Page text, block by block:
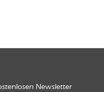
Newsletter